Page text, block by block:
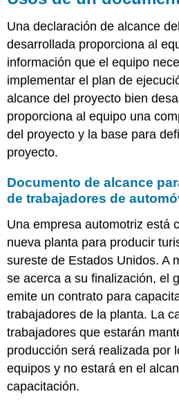
versus
Desviación
del
Costo
Laboral
Choque
de
camión
provoca
una
al
horario
Documentar
los
cambios
Claves
llevar
Ejercicios
Referencias
Una declaración de alcance
desarrollada proporciona al
información que el equipo
implementar el plan de
alcance del proyecto bien
proporciona al equipo una
del proyecto y la base para
proyecto.
Documento de alcance
de trabajadores de
Una empresa automotriz está
nueva planta para producir
sureste de Estados Unidos. A
se acerca a su finalización, el
emite un contrato para
trabajadores de la planta. La
trabajadores que estarán
producción será realizada por
equipos y no estará en el
capacitación.